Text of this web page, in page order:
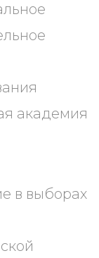
академия
в выборах